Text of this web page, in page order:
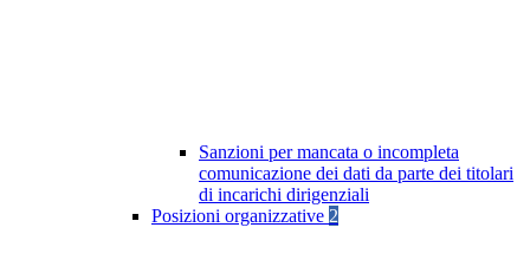
Sanzioni per mancata o incompleta
comunicazione dei dati da parte dei titolari
di incarichi dirigenziali
Posizioni organizzative 2